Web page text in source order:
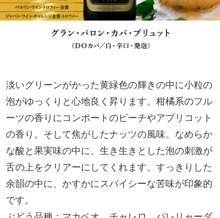
淡いグリーンがかった黄緑色の輝きの中に小粒の
泡がゆっくりと心地良く昇ります。柑橘系のフル
ーツの香りにコンポートのピーチやアプリコット
の香り。そして焦がしたナッツの風味。なめらか
な酸と果実味の中に、生き生きとした泡の刺激が
舌の上をクリアーにしてくれます。すっきりした
余韻の中に、かすかにスパイシーな苦味が印象的
です。